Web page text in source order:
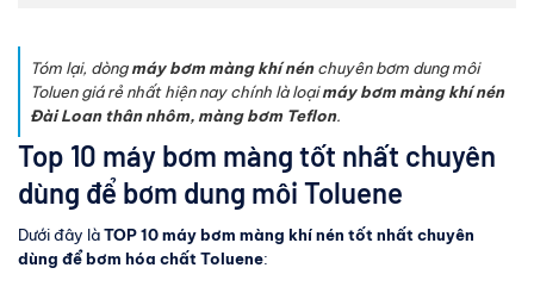
Tóm lại, dòngmáy bơm màng khí nénchuyên bơm dung môi
Toluen giá rẻ nhất hiện nay chính là loạimáy bơm màng khí nén
Đài Loan thân nhôm, màng bơm Teflon.
Top 10 máy bơm màng tốt nhất chuyên
dùng để bơm dung môi Toluene
Dưới đây làTOP 10 máy bơm màng khí nén tốt nhất chuyên
dùng để bơm hóa chất Toluene: